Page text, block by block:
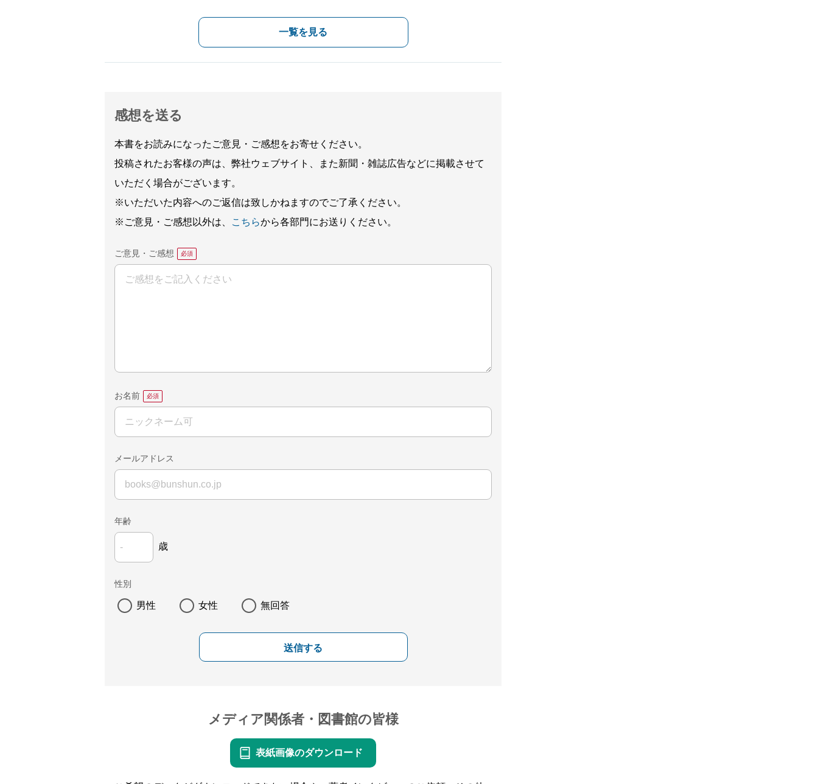
一覧を見る
感想を送る
本書をお読みになったご意見・ご感想をお寄せください。
投稿されたお客様の声は、弊社ウェブサイト、また新聞・雑誌広告などに掲載させて
いただく場合がございます。
※いただいた内容へのご返信は致しかねますのでご了承ください。
※ご意見・ご感想以外は、
こちらから各部門にお送りください。
ご意見・ご感想
お名前
メールアドレス
年齢
歳
性別
男性 女性 無回答
送信する
メディア関係者・図書館の皆様
表紙画像のダウンロード